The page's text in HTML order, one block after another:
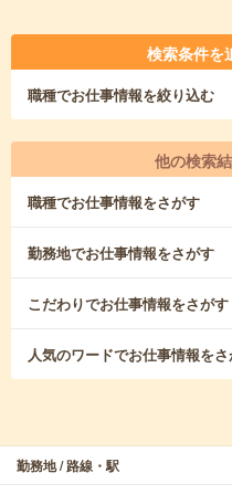
検索条件を
職種でお仕事情報を絞り込む
他の検索
職種でお仕事情報をさがす
勤務地でお仕事情報をさがす
こだわりでお仕事情報をさがす
人気のワードでお仕事情報を
勤務地 / 路線・駅